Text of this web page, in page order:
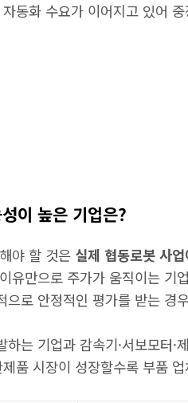
동화 수요가 이어지고 있어
이 높은 기업은?
야 할 것은 실제 협동로봇 사
유만으로 주가가 움직이는 기
로 안정적인 평가를 받는 경
는 기업과 감속기·서보모터·
품 시장이 성장할수록 부품